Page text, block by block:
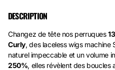
DESCRIPTION
Changez de tête nos perruques
Curly, des laceless wigs machine
naturel impeccable et un volume
250%, elles révèlent des boucles